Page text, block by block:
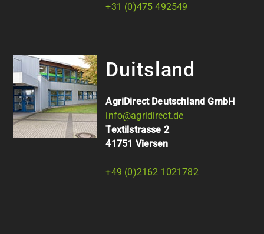
+31 (0)475 492549
Duitsland
AgriDirect Deutschland GmbH
info@agridirect.de
Textilstrasse 2
41751 Viersen
+49 (0)2162 1021782